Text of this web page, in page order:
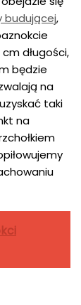
budującej,
długości,
będzie
na
taki
na